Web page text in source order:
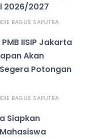
2026/2027
BAGUS SAPUTRA
IISIP Jakarta
Akan
Potongan
BAGUS SAPUTRA
Siapkan